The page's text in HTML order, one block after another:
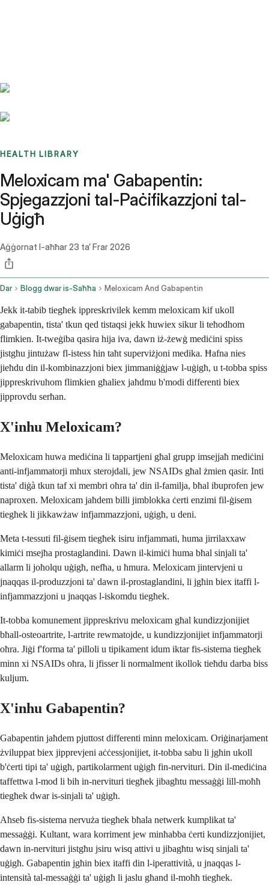
HEALTH LIBRARY
Meloxicam ma' Gabapentin:
Spjegazzjoni tal-Paċifikazzjoni tal-
Uġigħ
Aġġornat l-aħħar23 ta’ Frar 2026
Dar Blogg dwar is-Saħħa Meloxicam And Gabapentin
Jekk it-tabib tiegħek ippreskrivilek kemm meloxicam kif ukoll
gabapentin, tista' tkun qed tistaqsi jekk huwiex sikur li teħodhom
flimkien. It-tweġiba qasira hija iva, dawn iż-żewġ mediċini spiss
jistgħu jintużaw fl-istess ħin taħt superviżjoni medika. Ħafna nies
jieħdu din il-kombinazzjoni biex jimmaniġġjaw l-uġigħ, u t-tobba spiss
jippreskrivuhom flimkien għaliex jaħdmu b'modi differenti biex
jipprovdu serħan.
X'inhu Meloxicam?
Meloxicam huwa mediċina li tappartjeni għal grupp imsejjaħ mediċini
anti-infjammatorji mhux sterojdali, jew NSAIDs għal żmien qasir. Inti
tista' diġà tkun taf xi membri oħra ta' din il-familja, bħal ibuprofen jew
naproxen. Meloxicam jaħdem billi jimblokka ċerti enzimi fil-ġisem
tiegħek li jikkawżaw infjammazzjoni, uġigħ, u deni.
Meta t-tessuti fil-ġisem tiegħek isiru infjammati, huma jirrilaxxaw
kimiċi msejħa prostaglandini. Dawn il-kimiċi huma bħal sinjali ta'
allarm li joħolqu uġigħ, nefħa, u ħmura. Meloxicam jintervjeni u
jnaqqas il-produzzjoni ta' dawn il-prostaglandini, li jgħin biex itaffi l-
infjammazzjoni u jnaqqas l-iskomdu tiegħek.
It-tobba komunement jippreskrivu meloxicam għal kundizzjonijiet
bħall-osteoartrite, l-artrite rewmatojde, u kundizzjonijiet infjammatorji
oħra. Jiġi f'forma ta' pilloli u tipikament idum iktar fis-sistema tiegħek
minn xi NSAIDs oħra, li jfisser li normalment ikollok tieħdu darba biss
kuljum.
X'inhu Gabapentin?
Gabapentin jaħdem pjuttost differenti minn meloxicam. Oriġinarjament
żviluppat biex jipprevjeni aċċessjonijiet, it-tobba sabu li jgħin ukoll
b'ċerti tipi ta' uġigħ, partikolarment uġigħ fin-nervituri. Din il-mediċina
taffettwa l-mod li bih in-nervituri tiegħek jibagħtu messaġġi lill-moħħ
tiegħek dwar is-sinjali ta' uġigħ.
Aħseb fis-sistema nervuża tiegħek bħala netwerk kumplikat ta'
messaġġi. Kultant, wara korriment jew minħabba ċerti kundizzjonijiet,
dawn in-nervituri jistgħu jsiru wisq attivi u jibagħtu wisq sinjali ta'
uġigħ. Gabapentin jgħin biex itaffi din l-iperattività, u jnaqqas l-
intensità tal-messaġġi ta' uġigħ li jaslu għand il-moħħ tiegħek.